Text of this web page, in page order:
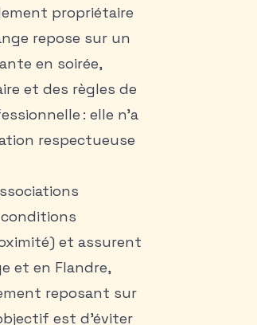
propriétaire
repose sur un
en soirée,
et des règles de
: elle n’a
respectueuse
et assurent
et en Flandre,
reposant sur
est d’éviter